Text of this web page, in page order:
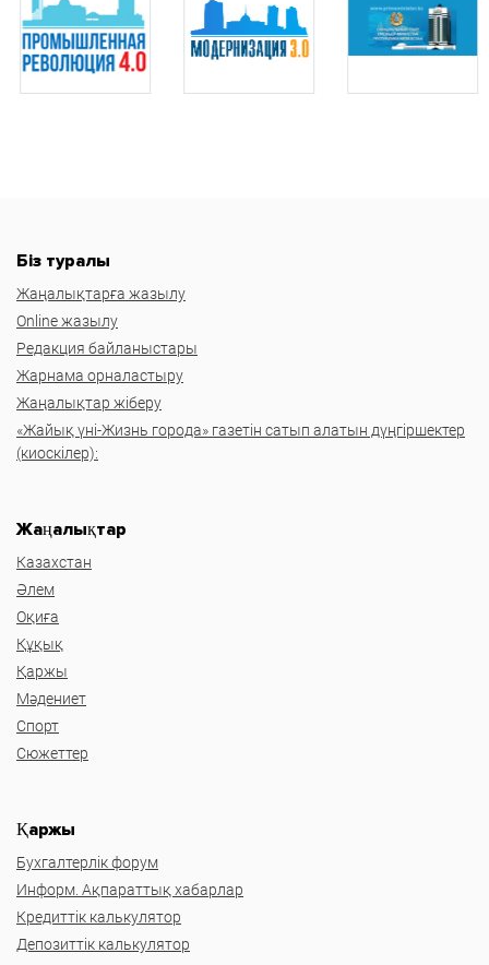
Біз туралы
Жаңалықтарға жазылу
Online жазылу
Редакция байланыстары
Жарнама орналастыру
Жаңалықтар жіберу
«Жайық үні-Жизнь города» газетін сатып алатын дүңгіршектер
(киоскілер):
Жаңалықтар
Казахстан
Әлем
Оқиға
Құқық
Қаржы
Мәдениет
Спорт
Сюжеттер
Қаржы
Бухгалтерлік форум
Информ. Ақпараттық хабарлар
Кредиттік калькулятор
Депозиттік калькулятор